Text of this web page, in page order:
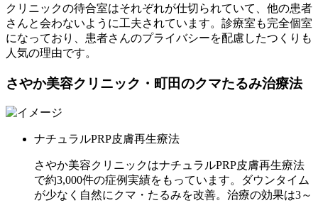
クリニックの待合室はそれぞれが仕切られていて、他の患者
さんと会わないように工夫されています。診療室も完全個室
になっており、患者さんのプライバシーを配慮したつくりも
人気の理由です。
さやか美容クリニック・町田のクマたるみ治療法
ナチュラルPRP皮膚再生療法
さやか美容クリニックはナチュラルPRP皮膚再生療法
で約3,000件の症例実績をもっています。ダウンタイム
が少なく自然にクマ・たるみを改善。治療の効果は3～